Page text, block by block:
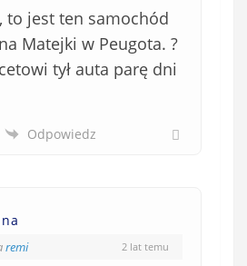
to jest ten samochód
Matejki w Peugota. ?
tył auta parę dni
Odpowiedz
remi 2 lat temu